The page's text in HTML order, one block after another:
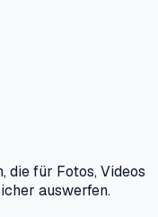
die für Fotos, Videos
auswerfen.